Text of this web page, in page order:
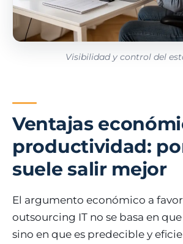
Visibilidad y control del
Ventajas
productividad:
suele salir mejor
El argumento económico a
outsourcing IT no se basa en que
sino en que es predecible y